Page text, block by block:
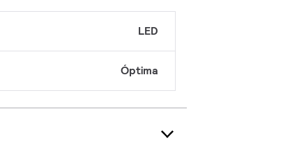
LED
Óptima